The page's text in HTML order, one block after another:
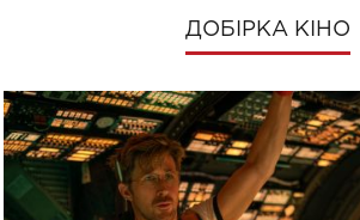
ДОБІРКА КІНО